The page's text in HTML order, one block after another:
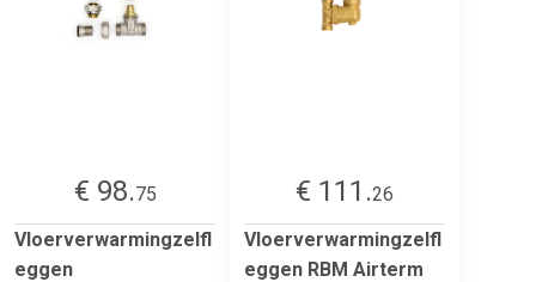
€ 98.75
Vloerverwarmingzelfl
eggen
€ 111.26
Vloerverwarmingzelfl
eggen RBM Airterm